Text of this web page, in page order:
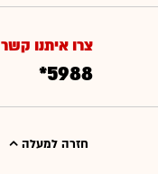
צרו איתנו קשר
*5988
חזרה למעלה